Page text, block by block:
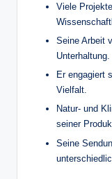
Viele
Seine Arbeit
Unterhaltung.
Er engagiert
Vielfalt.
Natur- und
seiner
Seine